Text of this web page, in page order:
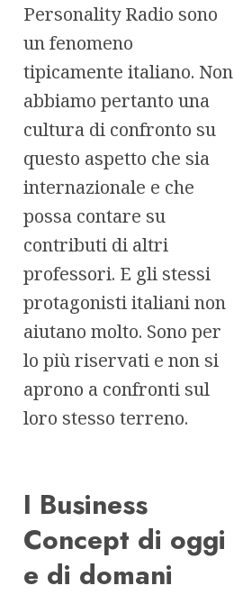
Personality Radio sono
un fenomeno
tipicamente italiano. Non
abbiamo pertanto una
cultura di confronto su
questo aspetto che sia
internazionale e che
possa contare su
contributi di altri
professori. E gli stessi
protagonisti italiani non
aiutano molto. Sono per
lo più riservati e non si
aprono a confronti sul
loro stesso terreno.
I Business
Concept di oggi
e di domani